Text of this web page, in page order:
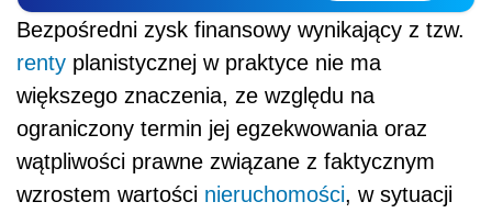
Bezpośredni zysk finansowy wynikający z tzw.
renty planistycznej w praktyce nie ma
większego znaczenia, ze względu na
ograniczony termin jej egzekwowania oraz
wątpliwości prawne związane z faktycznym
wzrostem wartości nieruchomości, w sytuacji